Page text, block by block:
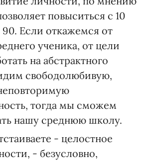
повыситься с 10
Если откажемся от
ученика, от цели
на абстрактного
свободолюбивую,
тогда мы сможем
нашу среднюю школу.
- целостное
- безусловно,